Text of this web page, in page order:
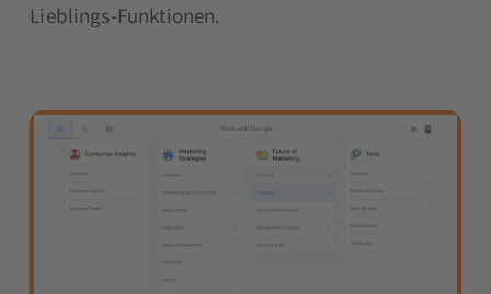
Lieblings-Funktionen.